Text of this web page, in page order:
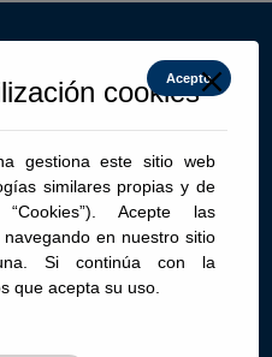
350, San Isidro
Perú
(511) 616-8900
616-8910
Fleck
cookies
gestiona este sitio web
similares propias y de
Acepte las
en nuestro sitio
Si continúa con la
que acepta su uso.
Acepto